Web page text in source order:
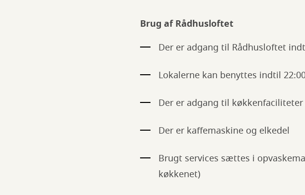
Brug af Rådhusloftet
Der er adgang til Rådhusloftet
Lokalerne kan benyttes indtil
Der er adgang til
Der er kaffemaskine og elkedel
Brugt services sættes i
køkkenet)